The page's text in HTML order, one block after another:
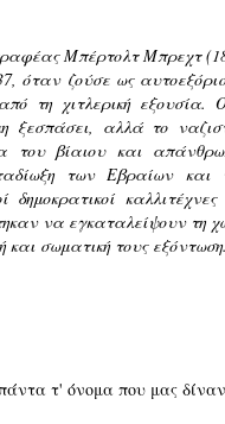
Μπέρτολτ Μπρεχτ
όταν ζούσε ως
τη χιτλερική εξουσία.
ξεσπάσει, αλλά το
του βίαιου και
των Εβραίων και
καλλιτέχνες
να εγκαταλείψουν τη
και σωματική τους εξόντωση.
τ' όνομα που μας